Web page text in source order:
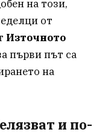
на този,
от
Източното
първи път са
на
и по-